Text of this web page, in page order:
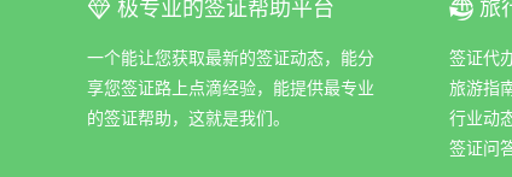
ꀆ 极专业的签证帮助平台
一个能让您获取最新的签证动态，能分
享您签证路上点滴经验，能提供最专业
的签证帮助，这就是我们。
ꀇ 旅
签证代
旅游指
行业动
签证问